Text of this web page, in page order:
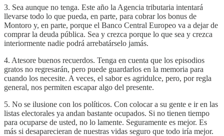
3. Sea aunque no tenga. Este año la Agencia tributaria intentará
llevarse todo lo que pueda, en parte, para cobrar los bonus de
Montoro y, en parte, porque el Banco Central Europeo va a dejar de
comprar la deuda pública. Sea y crezca porque lo que sea y crezca
interiormente nadie podrá arrebatárselo jamás.
4. Atesore buenos recuerdos. Tenga en cuenta que los episodios
gratos no regresarán, pero puede guardarlos en la memoria para
cuando los necesite. A veces, el sabor es agridulce, pero, por regla
general, nos permiten escapar algo del presente.
5. No se ilusione con los políticos. Con colocar a su gente e ir en las
listas electorales ya andan bastante ocupados. Si no tienen tiempo
para ocuparse de usted, no lo lamente. Seguramente es mejor. Es
más si desaparecieran de nuestras vidas seguro que todo iría mejor.